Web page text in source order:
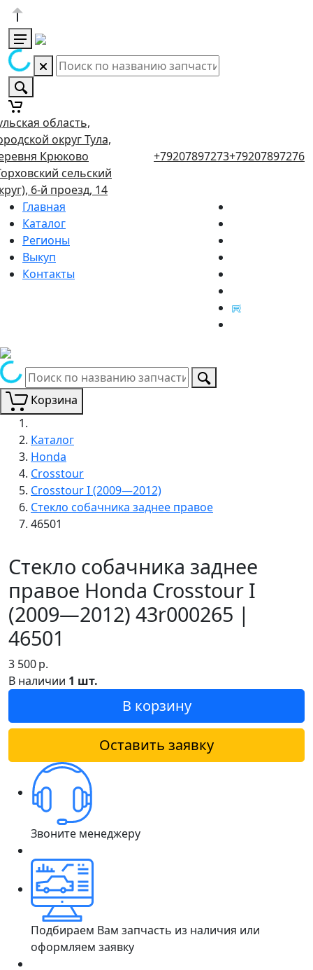
область,
округ Тула,
Крюково
сельский
6-й проезд, 14
+79207897273+79207897276
Главная
Каталог
Регионы
Выкуп
Контакты
Корзина
Каталог
Honda
Crosstour
Crosstour I (2009—2012)
Стекло собачника заднее правое
46501
Стекло собачника заднее
правое Honda Crosstour I
(2009—2012) 43r000265 |
46501
3 500р.
В наличии 1 шт.
В корзину
Оставить заявку
Звоните менеджеру
Подбираем Вам запчасть из наличия или
оформляем заявку